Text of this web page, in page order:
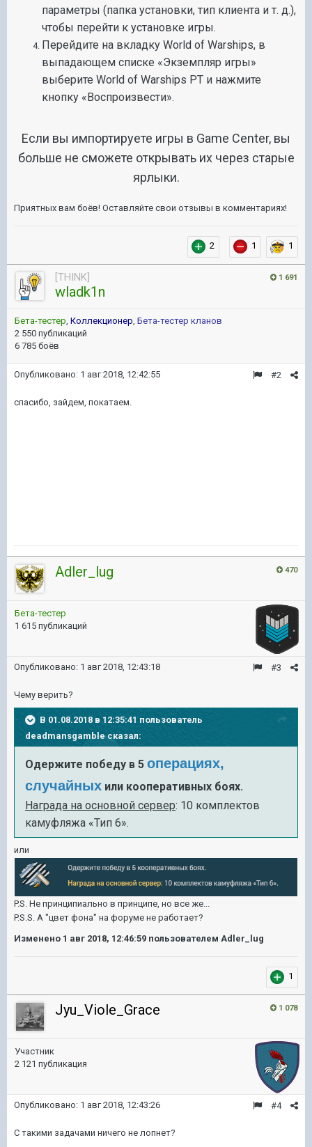
параметры (папка установки, тип клиента и т. д.),
чтобы перейти к установке игры.
Перейдите на вкладку World of Warships, в
выпадающем списке «Экземпляр игры»
выберите World of Warships PT и нажмите
кнопку «Воспроизвести».
Если вы импортируете игры в Game Center, вы
больше не сможете открывать их через старые
ярлыки.
Приятных вам боёв! Оставляйте свои отзывы в комментариях!
2 1 1
1 691
[THINK]
wladk1n
Бета-тестер, Коллекционер, Бета-тестер кланов
2 550 публикаций
6 785 боёв
#2
Опубликовано: 1 авг 2018, 12:42:55
спасибо, зайдем, покатаем.
470
Adler_lug
Бета-тестер
1 615 публикаций
#3
Опубликовано: 1 авг 2018, 12:43:18
Чему верить?
В 01.08.2018 в 12:35:41 пользователь
deadmansgambleсказал:
Одержите победу в 5 операциях,
случайных или кооперативных боях.
Награда на основной сервер: 10 комплектов
камуфляжа «Тип 6».
или
P.S. Не принципиально в принципе, но все же...
P.S.S. А "цвет фона" на форуме не работает?
Изменено 1 авг 2018, 12:46:59 пользователем Adler_lug
1
1 078
Jyu_Viole_Grace
Участник
2 121 публикация
#4
Опубликовано: 1 авг 2018, 12:43:26
С такими задачами ничего не лопнет?